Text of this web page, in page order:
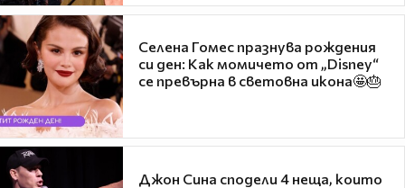
Селена Гомес празнува рождения
си ден: Как момичето от „Disney“
се превърна в световна икона🤩🎂
Джон Сина сподели 4 неща, които